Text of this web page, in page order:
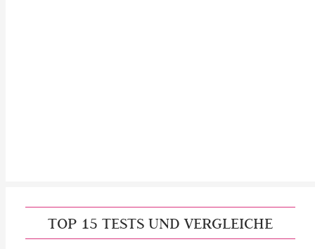
TOP 15 TESTS UND VERGLEICHE